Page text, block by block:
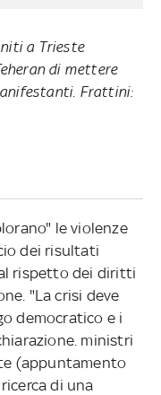
a Trieste
di mettere
Frattini:
le violenze
dei risultati
rispetto dei diritti
"La crisi deve
democratico e i
ministri
(appuntamento
di una